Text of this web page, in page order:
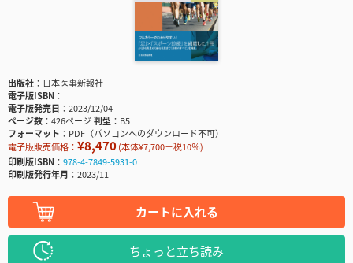
出版社
日本医事新報社
電子版ISBN
電子版発売日
2023/12/04
ページ数
426ページ判型
B5
フォーマット
PDF（パソコンへのダウンロード不可）
電子版販売価格： ¥8,470(本体¥7,700＋税10％)
印刷版ISBN
978-4-7849-5931-0
印刷版発行年月
2023/11
カートに入れる
ちょっと立ち読み